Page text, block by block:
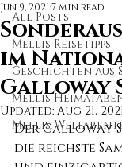
All Posts
Mellis Reisetipps
Geschichten
Mellis
Mellis
im
Galloway
Jun 9, 20217 min read
Updated: Aug 21,
Der Galloway
die reichste